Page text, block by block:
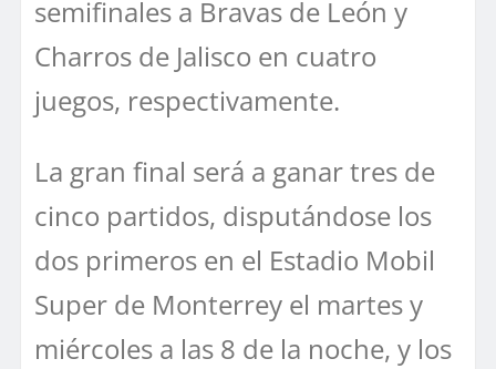
semifinales a Bravas de León y
Charros de Jalisco en cuatro
juegos, respectivamente.
La gran final será a ganar tres de
cinco partidos, disputándose los
dos primeros en el Estadio Mobil
Super de Monterrey el martes y
miércoles a las 8 de la noche, y los